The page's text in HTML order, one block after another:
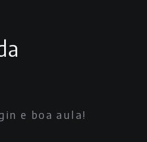
e boa aula!